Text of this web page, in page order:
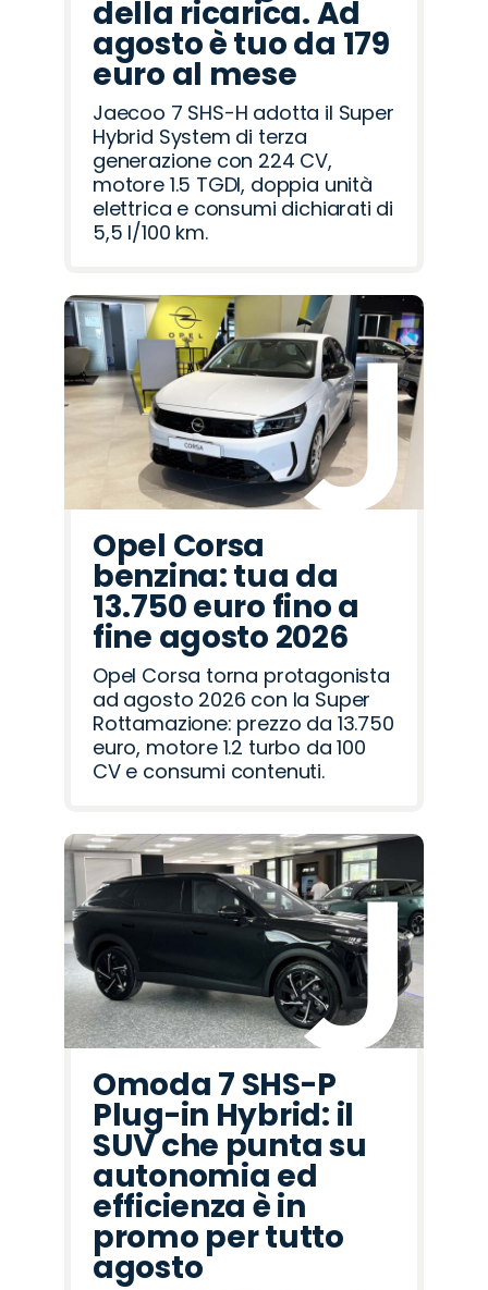
della ricarica. Ad
agosto è tuo da 179
euro al mese
Jaecoo 7 SHS-H adotta il Super
Hybrid System di terza
generazione con 224 CV,
motore 1.5 TGDI, doppia unità
elettrica e consumi dichiarati di
5,5 l/100 km.
Opel Corsa
benzina: tua da
13.750 euro fino a
fine agosto 2026
Opel Corsa torna protagonista
ad agosto 2026 con la Super
Rottamazione: prezzo da 13.750
euro, motore 1.2 turbo da 100
CV e consumi contenuti.
Omoda 7 SHS-P
Plug-in Hybrid: il
SUV che punta su
autonomia ed
efficienza è in
promo per tutto
agosto